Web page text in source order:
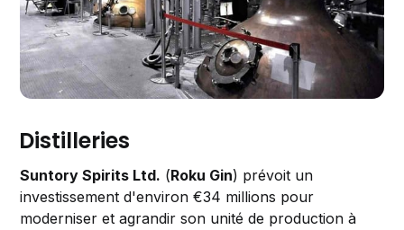
Distilleries
Suntory Spirits Ltd. (Roku Gin) prévoit un
investissement d'environ €34 millions pour
moderniser et agrandir son unité de production à